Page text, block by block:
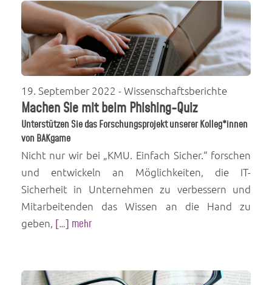
19. September 2022 - Wissenschaftsberichte
Machen Sie mit beim Phishing-Quiz
Unterstützen Sie das Forschungsprojekt unserer Kolleg*innen
von BAKgame
Nicht nur wir bei „KMU. Einfach Sicher.“ forschen
und entwickeln an Möglichkeiten, die IT-
Sicherheit in Unternehmen zu verbessern und
Mitarbeitenden das Wissen an die Hand zu
geben, […] mehr